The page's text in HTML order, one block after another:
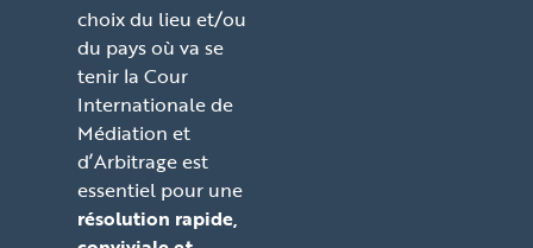
choix du lieu et/ou
du pays où va se
tenir la Cour
Internationale de
Médiation et
d’Arbitrage est
essentiel pour une
résolution rapide,